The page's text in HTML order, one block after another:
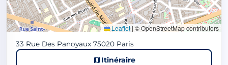
Leaflet | © OpenStreetMap contributors
33 Rue Des Panoyaux 75020 Paris
Itinéraire